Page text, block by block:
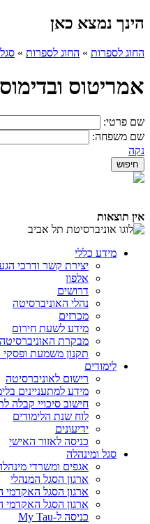
הינך נמצא כאן
החוג לספרות » החוג לספרות » סגל
אמריטוס ובדימוס
שם פרטי:
שם משפחה:
נקה
אין תוצאות
מידע כללי
יצירת קשר ודרכי
אלפון
דרושים
נהלי האוניברסיטה
מכרזים
מידע לשעת חירום
מבקרת האוניברסיטה
תקנון משמעת ופסקי
לימודים
רישום לאוניברסיטה
מידע למתעניינים
חישוב סיכויי קבלה
לוח שנת הלימודים
ידיעונים
כניסה לאזור האישי
סגל ומינהלה
אגפים ומשרדי
ארגון הסגל המנהלי
ארגון הסגל האקדמי
ארגון הסגל האקדמי
כניסה ל-My Tau